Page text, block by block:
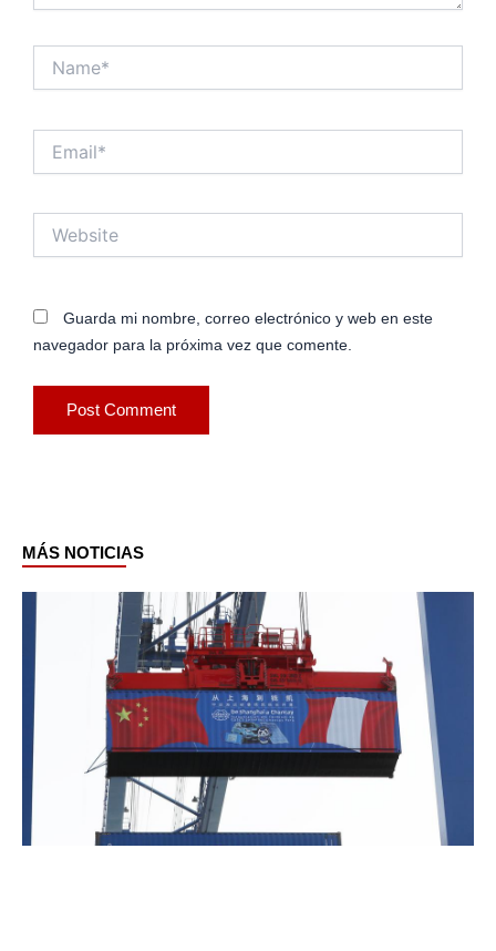
Guarda mi nombre, correo electrónico y web en este
navegador para la próxima vez que comente.
MÁS NOTICIAS
Page Page PagePage